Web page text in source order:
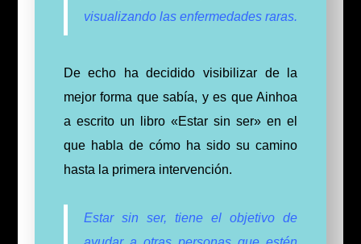
visualizando las enfermedades raras.
De echo ha decidido visibilizar de la
mejor forma que sabía, y es que Ainhoa
a escrito un libro «Estar sin ser» en el
que habla de cómo ha sido su camino
hasta la primera intervención.
Estar sin ser, tiene el objetivo de